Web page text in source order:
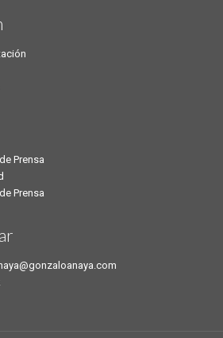
Prensa
Prensa